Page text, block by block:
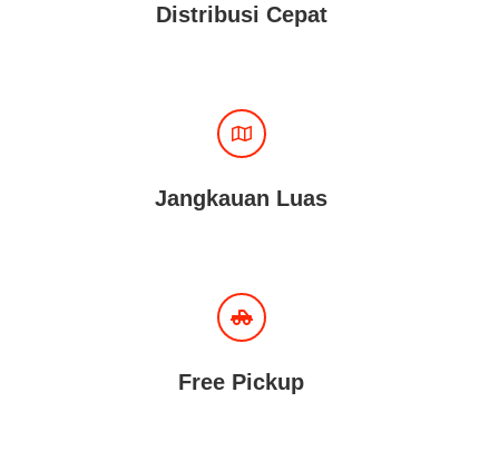
Distribusi Cepat
Jangkauan Luas
Free Pickup